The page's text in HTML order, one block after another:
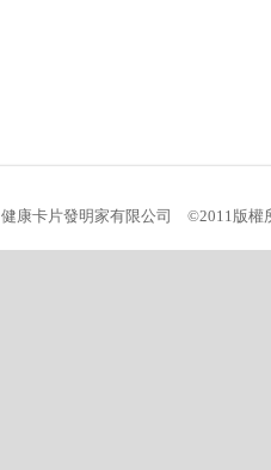
健康卡片發明家有限公司 ©2011版權